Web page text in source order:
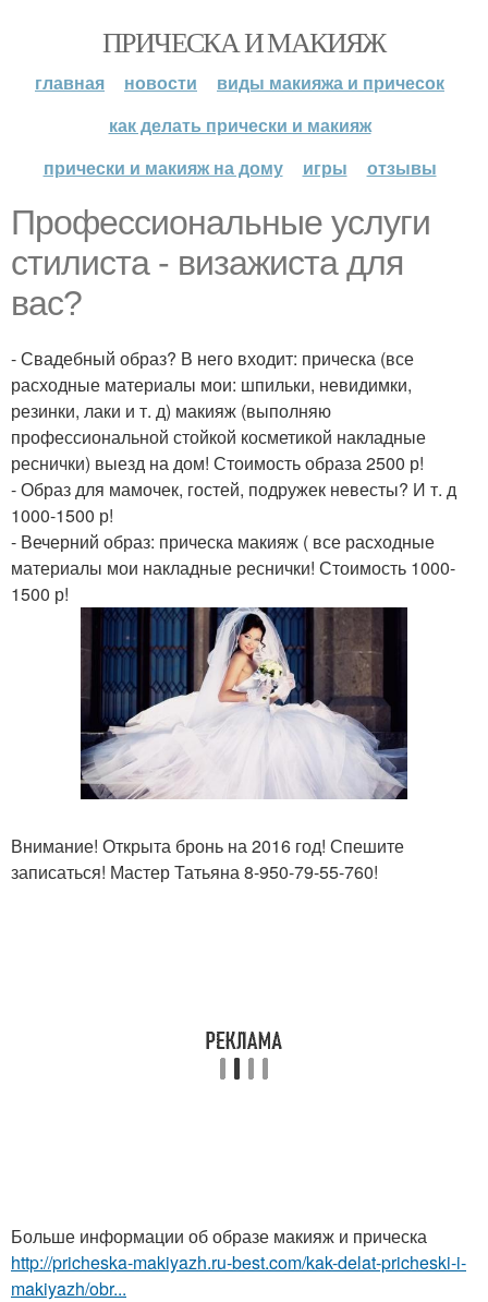
ПРИЧЕСКА И МАКИЯЖ
главная новости
виды макияжа и причесок
как делать прически и макияж
прически и макияж на дому
игры отзывы
Профессиональные услуги
стилиста - визажиста для
вас?
- Свадебный образ? В него входит: прическа (все
расходные материалы мои: шпильки, невидимки,
резинки, лаки и т. д) макияж (выполняю
профессиональной стойкой косметикой накладные
реснички) выезд на дом! Стоимость образа 2500 р!
- Образ для мамочек, гостей, подружек невесты? И т. д
1000-1500 р!
- Вечерний образ: прическа макияж ( все расходные
материалы мои накладные реснички! Стоимость 1000-
1500 р!
Внимание! Открыта бронь на 2016 год! Спешите
записаться! Мастер Татьяна 8-950-79-55-760!
Больше информации об образе макияж и прическа
http://pricheska-makiyazh.ru-best.com/kak-delat-pricheski-i-
makiyazh/obr...